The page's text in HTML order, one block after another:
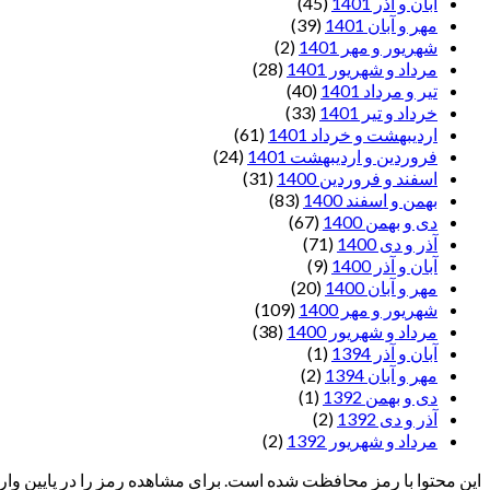
مهر و آبان 1401
(39)
شهریور و مهر 1401
(2)
مرداد و شهریور 1401
(28)
تیر و مرداد 1401
(40)
خرداد و تیر 1401
(33)
اردیبهشت و خرداد 1401
(61)
فروردین و اردیبهشت 1401
(24)
اسفند و فروردین 1400
(31)
بهمن و اسفند 1400
(83)
دی و بهمن 1400
(67)
آذر و دی 1400
(71)
آبان و آذر 1400
(9)
مهر و آبان 1400
(20)
شهریور و مهر 1400
(109)
مرداد و شهریور 1400
(38)
آبان و آذر 1394
(1)
مهر و آبان 1394
(2)
دی و بهمن 1392
(1)
آذر و دی 1392
(2)
مرداد و شهریور 1392
(2)
این محتوا با رمز محافظت شده است. برای مشاهده رمز را در پایین